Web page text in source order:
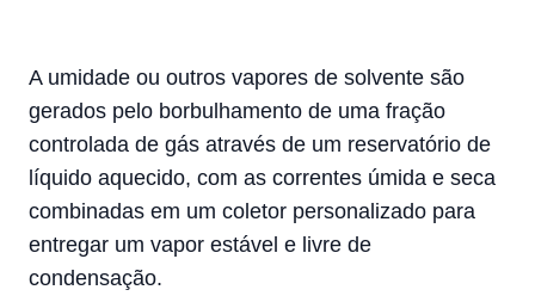
A umidade ou outros vapores de solvente são
gerados pelo borbulhamento de uma fração
controlada de gás através de um reservatório de
líquido aquecido, com as correntes úmida e seca
combinadas em um coletor personalizado para
entregar um vapor estável e livre de
condensação.